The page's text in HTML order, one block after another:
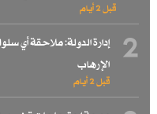
قبل 2 أيام
2
إدارة الدولة: ملاحقة أي
الإرهاب
قبل 2 أيام